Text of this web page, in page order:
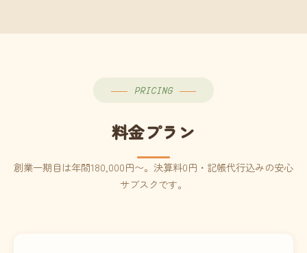
PRICING
料金プラン
創業一期目は年間180,000円〜。決算料0円・記帳代行込みの安心
サブスクです。